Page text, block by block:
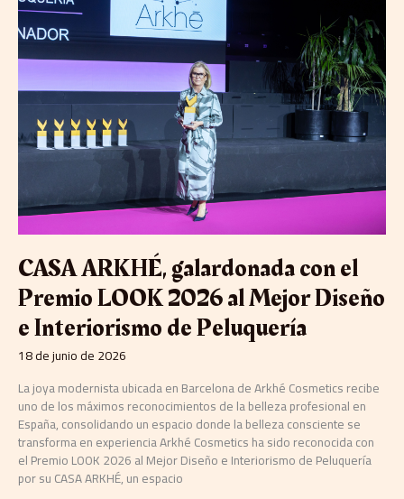
CASA ARKHÉ, galardonada con el
Premio LOOK 2026 al Mejor Diseño
e Interiorismo de Peluquería
18 de junio de 2026
La joya modernista ubicada en Barcelona de Arkhé Cosmetics recibe
uno de los máximos reconocimientos de la belleza profesional en
España, consolidando un espacio donde la belleza consciente se
transforma en experiencia Arkhé Cosmetics ha sido reconocida con
el Premio LOOK 2026 al Mejor Diseño e Interiorismo de Peluquería
por su CASA ARKHÉ, un espacio
ARKHÉ,
galardonada
Premio
LOOK
2026
al
Mejor
e
Interiorismo
de